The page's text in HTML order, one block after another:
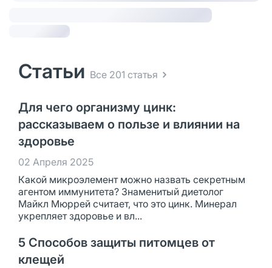
Статьи Все 201 статья
Для чего организму цинк:
рассказываем о пользе и влиянии на
здоровье
02 Апреля 2025
Какой микроэлемент можно назвать секретным
агентом иммунитета? Знаменитый диетолог
Майкл Мюррей считает, что это цинк. Минерал
укрепляет здоровье и вл...
5 Способов защиты питомцев от
клещей